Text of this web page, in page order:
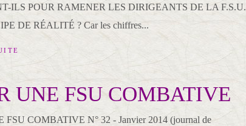
ILS POUR RAMENER LES DIRIGEANTS DE LA F.S.U.
DE RÉALITÉ ? Car les chiffres...
UNE FSU COMBATIVE
FSU COMBATIVE N° 32 - Janvier 2014 (journal de